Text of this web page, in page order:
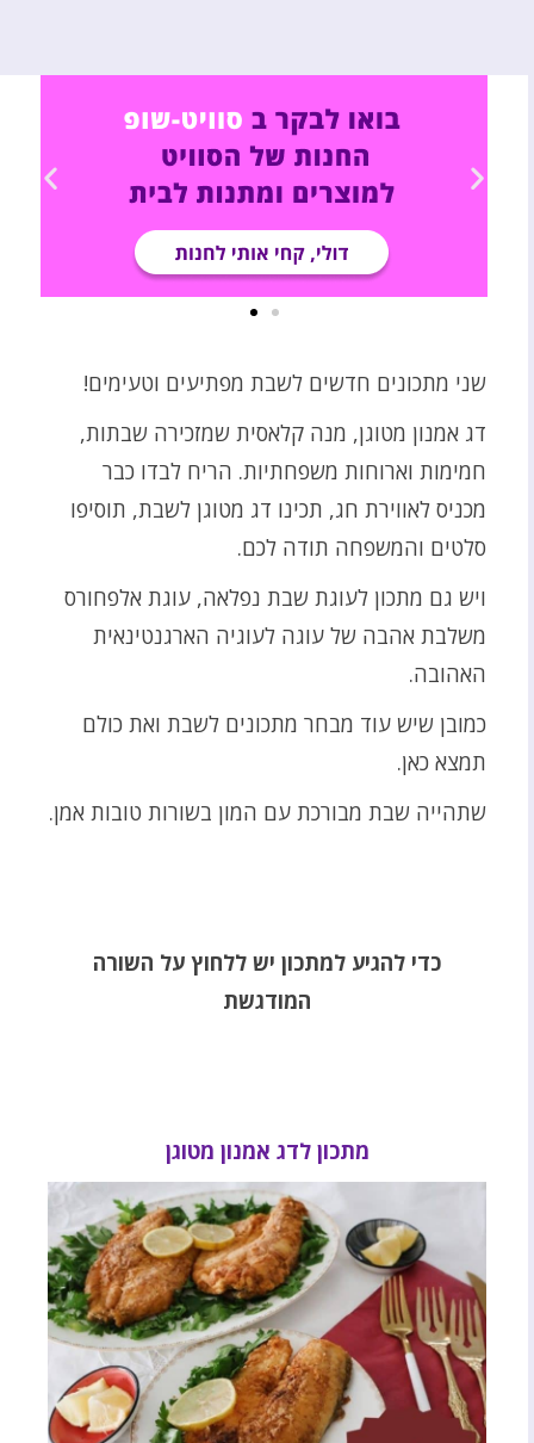
שני מתכונים חדשים לשבת מפתיעים וטעימים!
דג אמנון מטוגן, מנה קלאסית שמזכירה שבתות,
חמימות וארוחות משפחתיות. הריח לבדו כבר
מכניס לאווירת חג, תכינו דג מטוגן לשבת, תוסיפו
סלטים והמשפחה תודה לכם.
ויש גם מתכון לעוגת שבת נפלאה, עוגת אלפחורס
משלבת אהבה של עוגה לעוגיה הארגנטינאית
האהובה.
כמובן שיש עוד מבחר מתכונים לשבת ואת כולם
תמצא כאן.
שתהייה שבת מבורכת עם המון בשורות טובות אמן.
כדי להגיע למתכון יש ללחוץ על השורה
המודגשת
מתכון לדג אמנון מטוגן